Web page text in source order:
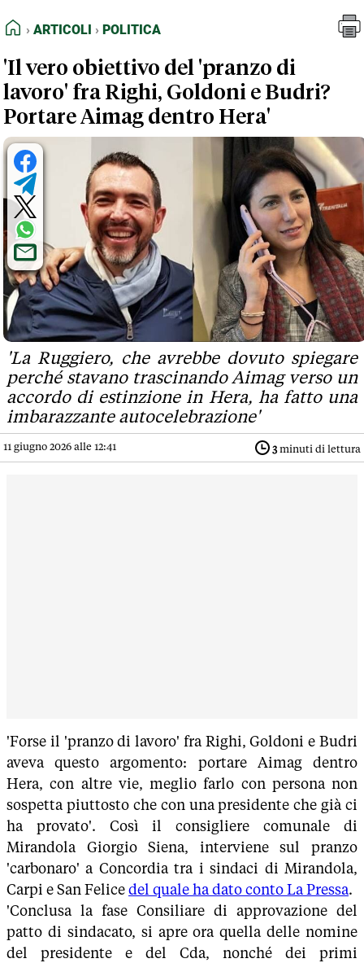
FEED RSS
NORMATIVE DEONTOLOGICHE
TERMINI e CONDIZIONI
HOME
ARTICOLI POLITICA
'Il vero obiettivo del 'pranzo di
lavoro' fra Righi, Goldoni e Budri?
Portare Aimag dentro Hera'
'La Ruggiero, che avrebbe dovuto spiegare
perché stavano trascinando Aimag verso un
accordo di estinzione in Hera, ha fatto una
imbarazzante autocelebrazione'
11 giugno 2026 alle 12:41 3minuti di lettura
'Forse il 'pranzo di lavoro' fra Righi, Goldoni e Budri
aveva questo argomento: portare Aimag dentro
Hera, con altre vie, meglio farlo con persona non
sospetta piuttosto che con una presidente che già ci
ha provato'. Così il consigliere comunale di
Mirandola Giorgio Siena, interviene sul pranzo
'carbonaro' a Concordia tra i sindaci di Mirandola,
Carpi e San Felicedel quale ha dato conto La Pressa.
'Conclusa la fase Consiliare di approvazione del
patto di sindacato, si apre ora quella delle nomine
del presidente e del Cda, nonché dei primi